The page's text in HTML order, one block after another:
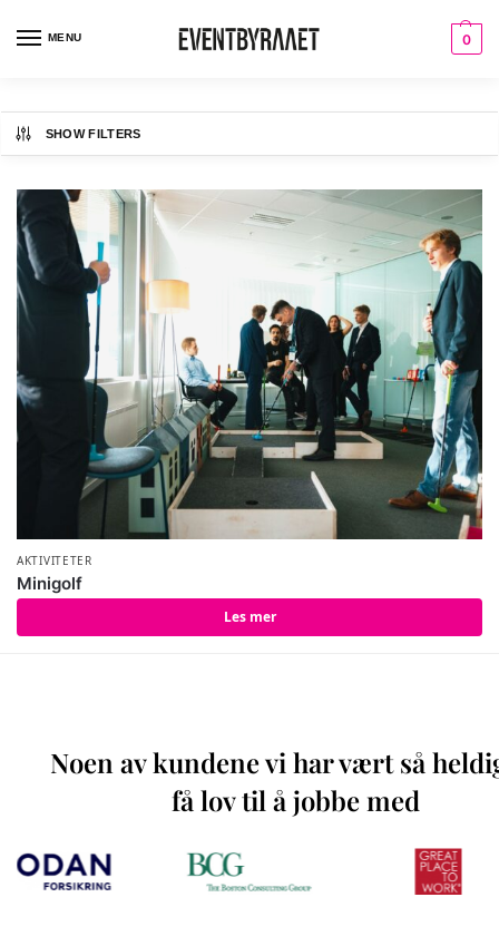
MENU 0
SHOW FILTERS
AKTIVITETER
Minigolf
Les mer
Noen av kundene vi har vært så
få lov til å jobbe med